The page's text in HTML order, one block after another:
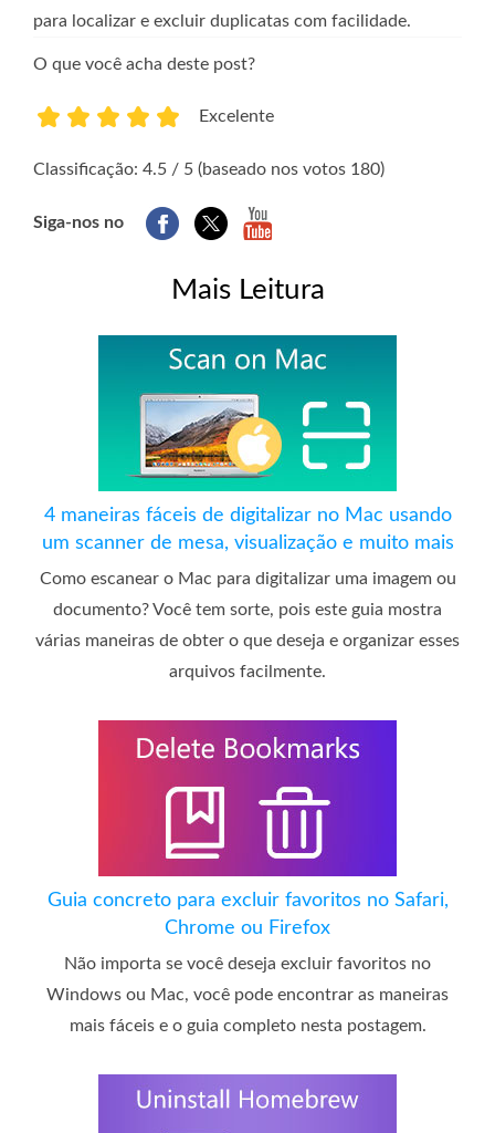
para localizar e excluir duplicatas com facilidade.
O que você acha deste post?
Excelente
Classificação: 4.5 / 5 (baseado nos votos 180)
Siga-nos no
Mais Leitura
4 maneiras fáceis de digitalizar no Mac usando
um scanner de mesa, visualização e muito mais
Como escanear o Mac para digitalizar uma imagem ou
documento? Você tem sorte, pois este guia mostra
várias maneiras de obter o que deseja e organizar esses
arquivos facilmente.
Guia concreto para excluir favoritos no Safari,
Chrome ou Firefox
Não importa se você deseja excluir favoritos no
Windows ou Mac, você pode encontrar as maneiras
mais fáceis e o guia completo nesta postagem.